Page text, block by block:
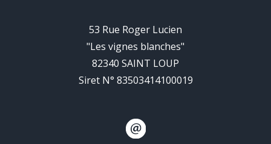
53 Rue Roger Lucien
"Les vignes blanches"
82340 SAINT LOUP
Siret N° 83503414100019